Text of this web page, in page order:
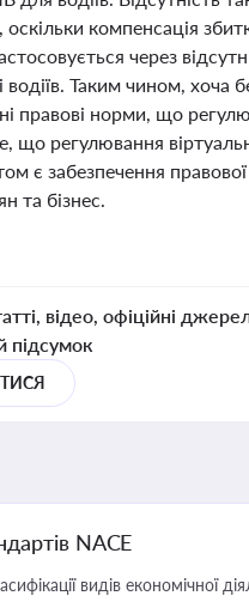
компенсація
через
Таким чином, хоча
правові норми, що
що регулювання
є забезпечення
та бізнес.
відео, офіційні
підсумок
NACE
видів економічної